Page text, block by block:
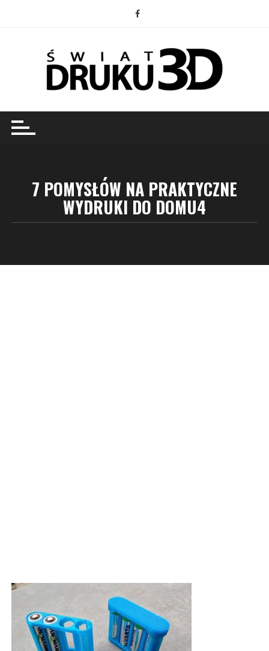
7 POMYSŁÓW NA PRAKTYCZNE
WYDRUKI DO DOMU4